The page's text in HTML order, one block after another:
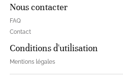
Nous contacter
FAQ
Contact
Conditions d'utilisation
Mentions légales